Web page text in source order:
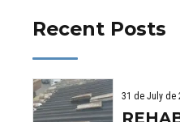
Recent Posts
31 de July de